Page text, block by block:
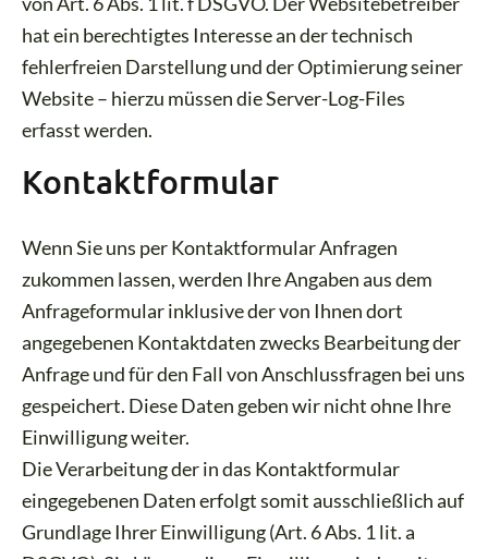
hat ein berechtigtes Interesse an der technisch
fehlerfreien Darstellung und der Optimierung seiner
Website – hierzu müssen die Server-Log-Files
erfasst werden.
Kontaktformular
Wenn Sie uns per Kontaktformular Anfragen
zukommen lassen, werden Ihre Angaben aus dem
Anfrageformular inklusive der von Ihnen dort
angegebenen Kontaktdaten zwecks Bearbeitung der
Anfrage und für den Fall von Anschlussfragen bei uns
gespeichert. Diese Daten geben wir nicht ohne Ihre
Einwilligung weiter.
Die Verarbeitung der in das Kontaktformular
eingegebenen Daten erfolgt somit ausschließlich auf
Grundlage Ihrer Einwilligung (Art. 6 Abs. 1 lit. a